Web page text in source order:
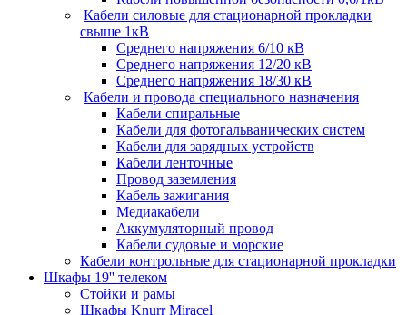
Кабели силовые для стационарной прокладки
свыше 1кВ
Среднего напряжения 6/10 кВ
Среднего напряжения 12/20 кВ
Среднего напряжения 18/30 кВ
Кабели и провода специального назначения
Кабели спиральные
Кабели для фотогальванических систем
Кабели для зарядных устройств
Кабели ленточные
Провод заземления
Кабель зажигания
Медиакабели
Аккумуляторный провод
Кабели судовые и морские
Кабели контрольные для стационарной прокладки
Шкафы 19'' телеком
Стойки и рамы
Шкафы Knurr Miracel